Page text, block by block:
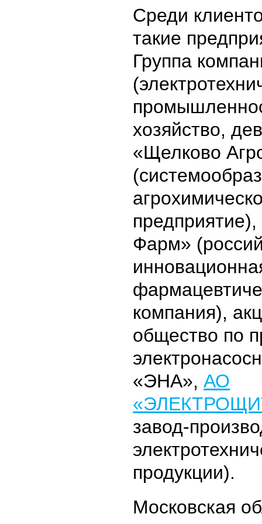
Среди
такие
Группа
хозяйство,
«Щелково
Фарм»
компания),
общество по
«ЭНА», АО
завод-
продукции).
Московская